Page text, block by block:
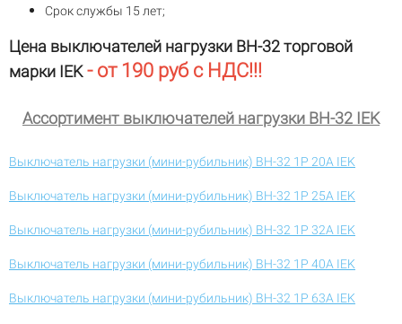
Срок службы 15 лет;
Цена выключателей нагрузки ВН-32 торговой
марки IEK- от 190 руб с НДС!!!
Ассортимент выключателей нагрузки ВН-32 IEK
Выключатель нагрузки (мини-рубильник) ВН-32 1Р 20А IEK
Выключатель нагрузки (мини-рубильник) ВН-32 1Р 25А IEK
Выключатель нагрузки (мини-рубильник) ВН-32 1Р 32А IEK
Выключатель нагрузки (мини-рубильник) ВН-32 1Р 40А IEK
Выключатель нагрузки (мини-рубильник) ВН-32 1Р 63А IEK